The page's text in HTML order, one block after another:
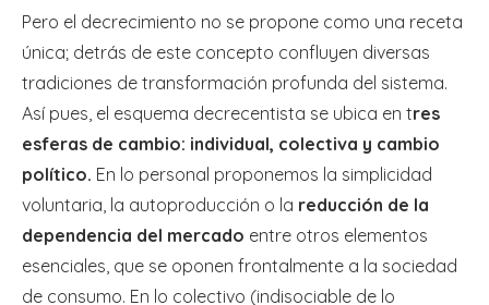
Pero el decrecimiento no se propone como una receta
única; detrás de este concepto confluyen diversas
tradiciones de transformación profunda del sistema.
Así pues, el esquema decrecentista se ubica en tres
esferas de cambio: individual, colectiva y cambio
político. En lo personal proponemos la simplicidad
voluntaria, la autoproducción o la reducción de la
dependencia del mercado entre otros elementos
esenciales, que se oponen frontalmente a la sociedad
de consumo. En lo colectivo (indisociable de lo